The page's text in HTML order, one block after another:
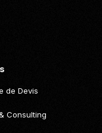
de Devis
Consulting